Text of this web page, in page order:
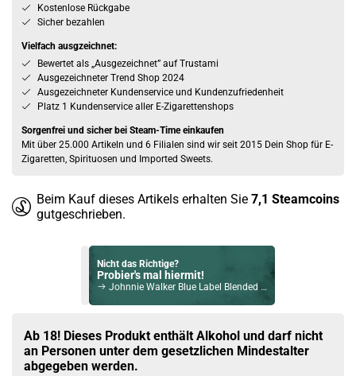
Kostenlose Rückgabe
Sicher bezahlen
Vielfach ausgzeichnet:
Bewertet als „Ausgezeichnet” auf Trustami
Ausgezeichneter Trend Shop 2024
Ausgezeichneter Kundenservice und Kundenzufriedenheit
Platz 1 Kundenservice aller E-Zigarettenshops
Sorgenfrei und sicher bei Steam-Time einkaufen
Mit über 25.000 Artikeln und 6 Filialen sind wir seit 2015 Dein Shop für E-
Zigaretten, Spirituosen und Imported Sweets.
Beim Kauf dieses Artikels erhalten Sie 7,1 Steamcoins
gutgeschrieben.
Nicht das Richtige?
Probier's mal hiermit!
Johnnie Walker Blue Label Blended Scotch Whisky 40% Vol. 700ml
Check das mal!
Rum Malecon 25 Jahre Reserva Superior Rum 40% Vol. 700ml
Ab 18! Dieses Produkt enthält Alkohol und darf nicht
an Personen unter dem gesetzlichen Mindestalter
abgegeben werden.